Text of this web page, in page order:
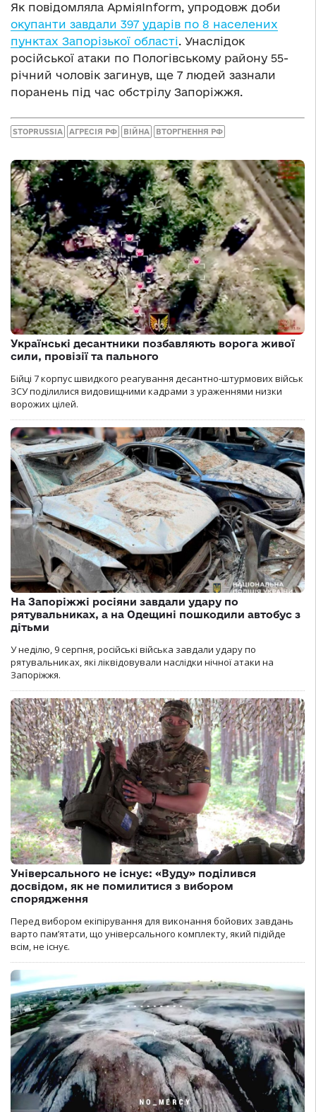
Як повідомляла АрміяInform, упродовж доби
окупанти завдали 397 ударів по 8 населених
пунктах Запорізької області. Унаслідок
російської атаки по Пологівському району 55-
річний чоловік загинув, ще 7 людей зазнали
поранень під час обстрілу Запоріжжя.
STOPRUSSIA АГРЕСІЯ РФ ВІЙНА ВТОРГНЕННЯ РФ
Українські десантники позбавляють ворога живої
сили, провізії та пального
Бійці 7 корпус швидкого реагування десантно-штурмових військ
ЗСУ поділилися видовищними кадрами з ураженнями низки
ворожих цілей.
На Запоріжжі росіяни завдали удару по
рятувальниках, а на Одещині пошкодили автобус з
дітьми
У неділю, 9 серпня, російські війська завдали удару по
рятувальниках, які ліквідовували наслідки нічної атаки на
Запоріжжя.
Універсального не існує: «Вуду» поділився
досвідом, як не помилитися з вибором
спорядження
Перед вибором екіпірування для виконання бойових завдань
варто пам’ятати, що універсального комплекту, який підійде
всім, не існує.